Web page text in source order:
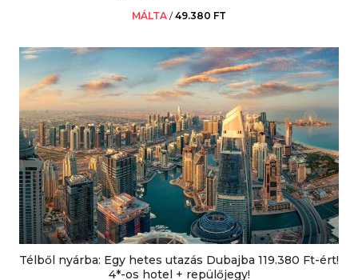
MÁLTA /49.380 FT
Télből nyárba: Egy hetes utazás Dubajba 119.380 Ft-ért!
4*-os hotel + repülőjegy!